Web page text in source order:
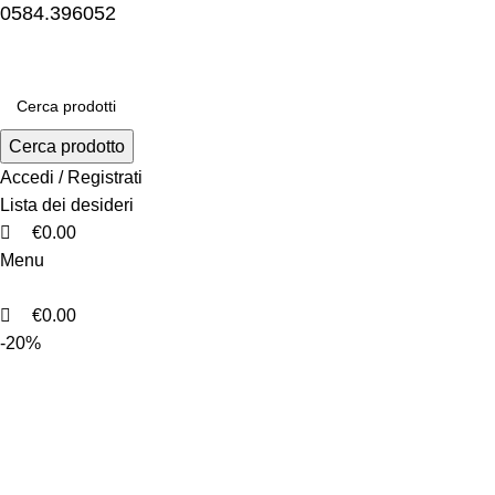
0584.396052
Cerca prodotto
Accedi / Registrati
Lista dei desideri
€0.00
Menu
€0.00
-20%